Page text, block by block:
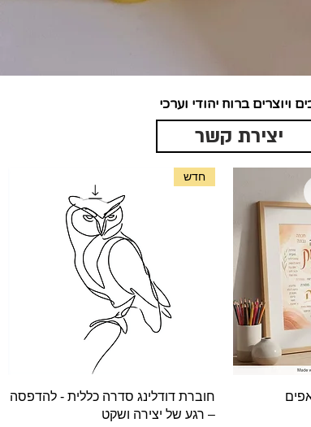
ברוח יהודי וערכי
יצירת קשר
תצוגה מהירה
חדש
חוברת דודלינג סדרה כללית - להדפסה
– רגע של יצירה ושקט